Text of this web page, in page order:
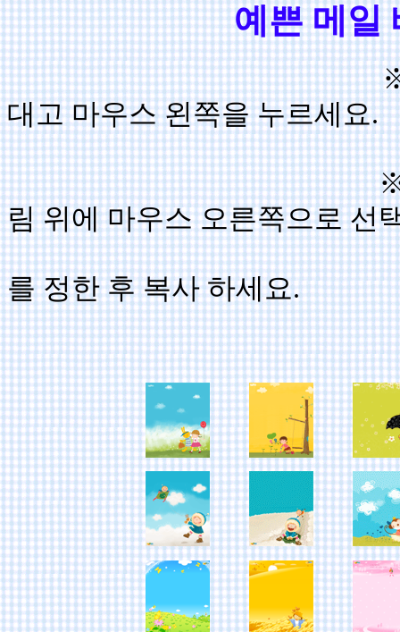
예쁜 메일
대고 마우스 왼쪽을 누르세요.
※ 그림소스
림 위에 마우스 오른쪽으로 선
선택해서
를 정한 후 복사 하세요.